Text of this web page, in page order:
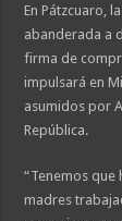
En Pátzcuaro,
abanderada a
firma de
impulsará en
asumidos por
República.
“Tenemos que
madres